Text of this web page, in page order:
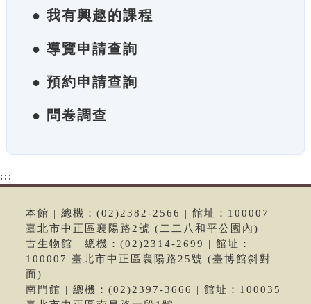
● 我有興趣的課程
● 導覽申請查詢
● 預約申請查詢
● 問卷調查
:::
本館 | 總機：(02)2382-2566 | 館址：100007
臺北市中正區襄陽路2號 (二二八和平公園內)
古生物館 | 總機：(02)2314-2699 | 館址：
100007 臺北市中正區襄陽路25號 (臺博館斜對
面)
南門館 | 總機：(02)2397-3666 | 館址：100035